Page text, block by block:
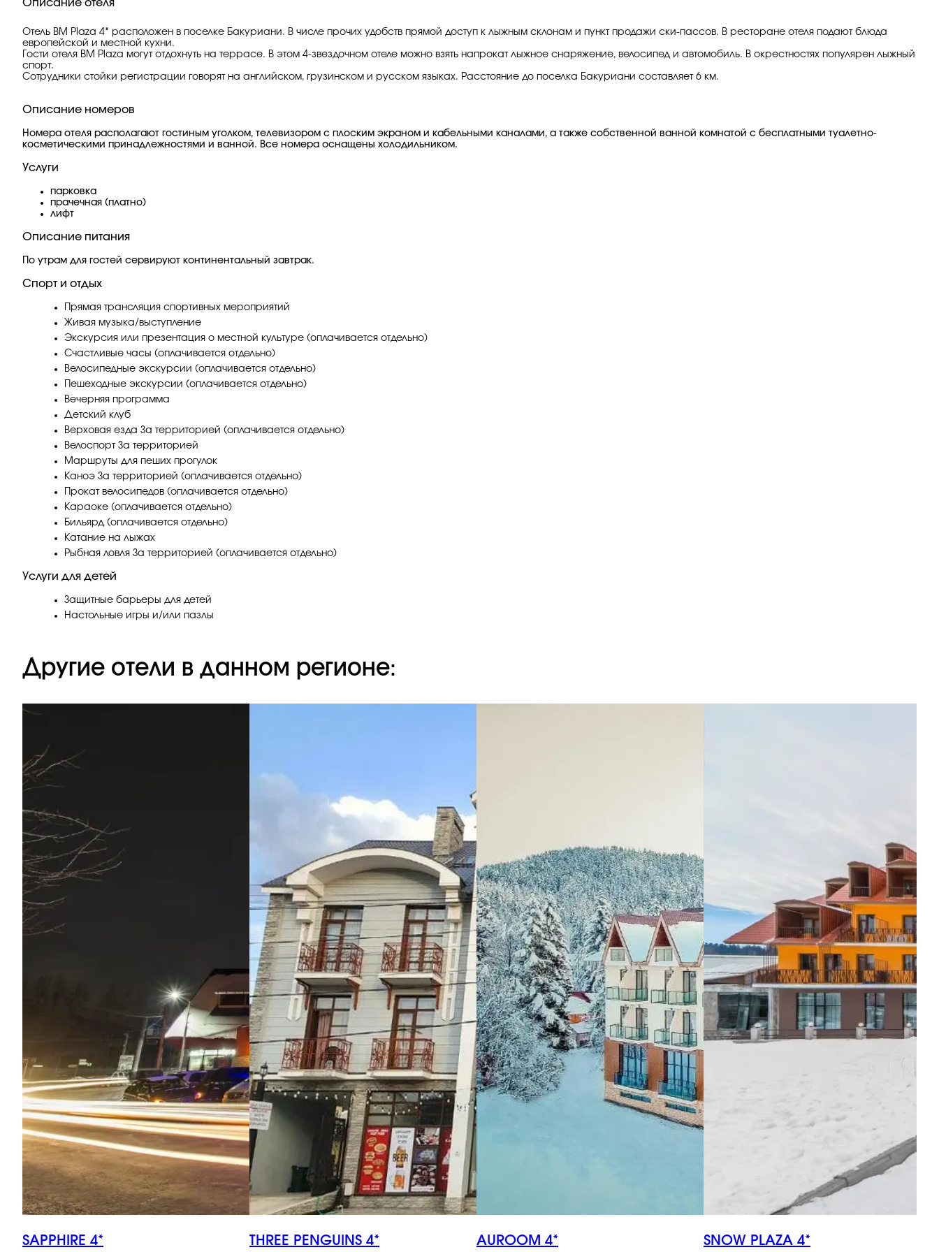
Описание отеля
Отель BM Plaza 4* расположен в поселке Бакуриани. В числе прочих удобств прямой доступ к лыжным склонам и пункт продажи ски-пассов. В ресторане отеля подают блюда
европейской и местной кухни.
Гости отеля BM Plaza могут отдохнуть на террасе. В этом 4-звездочном отеле можно взять напрокат лыжное снаряжение, велосипед и автомобиль. В окрестностях популярен лыжный
спорт.
Сотрудники стойки регистрации говорят на английском, грузинском и русском языках. Расстояние до поселка Бакуриани составляет 6 км.
Описание номеров
Номера отеля располагают гостиным уголком, телевизором с плоским экраном и кабельными каналами, а также собственной ванной комнатой с бесплатными туалетно-
косметическими принадлежностями и ванной. Все номера оснащены холодильником.
Услуги
парковка
прачечная (платно)
лифт
Описание питания
По утрам для гостей сервируют континентальный завтрак.
Спорт и отдых
Прямая трансляция спортивных мероприятий
Живая музыка/выступление
Экскурсия или презентация о местной культуре (оплачивается отдельно)
Счастливые часы (оплачивается отдельно)
Велосипедные экскурсии (оплачивается отдельно)
Пешеходные экскурсии (оплачивается отдельно)
Вечерняя программа
Детский клуб
Верховая езда За территорией (оплачивается отдельно)
Велоспорт За территорией
Маршруты для пеших прогулок
Каноэ За территорией (оплачивается отдельно)
Прокат велосипедов (оплачивается отдельно)
Караоке (оплачивается отдельно)
Бильярд (оплачивается отдельно)
Катание на лыжах
Рыбная ловля За территорией (оплачивается отдельно)
Услуги для детей
Защитные барьеры для детей
Настольные игры и/или пазлы
Другие отели в данном регионе:
SAPPHIRE 4* THREE PENGUINS 4* AUROOM 4* SNOW PLAZA 4*